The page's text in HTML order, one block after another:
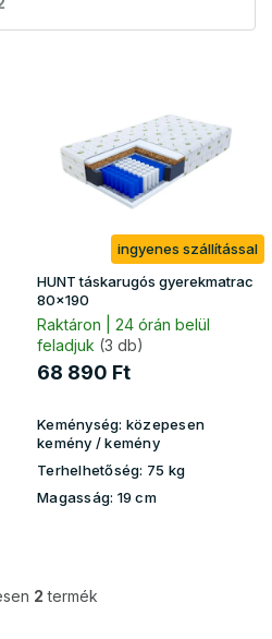
ingyenes szállítással
HUNT táskarugós gyerekmatrac
80x190
Raktáron | 24 órán belül
feladjuk (3 db)
68 890 Ft
Keménység: közepesen
kemény / kemény
Terhelhetőség: 75 kg
Magasság: 19 cm
L2 termék